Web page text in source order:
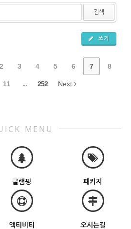
검색
쓰기
2 3 4 5 6 7 8
11 ... 252 Next
MENU
글램핑 패키지
액티비티 오시는길